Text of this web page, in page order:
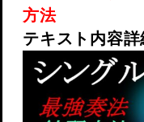
方法
テキスト内容詳